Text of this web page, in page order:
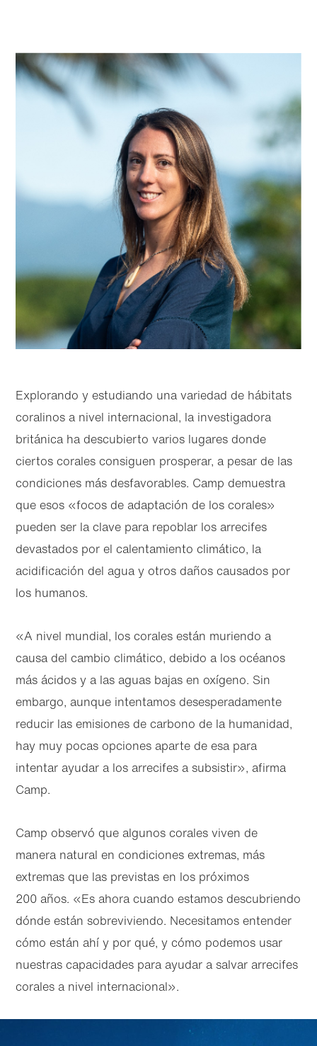
Explorando y estudiando una variedad de hábitats
coralinos a nivel internacional, la investigadora
británica ha descubierto varios lugares donde
ciertos corales consiguen prosperar, a pesar de las
condiciones más desfavorables. Camp demuestra
que esos «focos de adaptación de los corales»
pueden ser la clave para repoblar los arrecifes
devastados por el calentamiento climático, la
acidificación del agua y otros daños causados por
los humanos.
«A nivel mundial, los corales están muriendo a
causa del cambio climático, debido a los océanos
más ácidos y a las aguas bajas en oxígeno. Sin
embargo, aunque intentamos desesperadamente
reducir las emisiones de carbono de la humanidad,
hay muy pocas opciones aparte de esa para
intentar ayudar a los arrecifes a subsistir», afirma
Camp.
Camp observó que algunos corales viven de
manera natural en condiciones extremas, más
extremas que las previstas en los próximos
200 años. «Es ahora cuando estamos descubriendo
dónde están sobreviviendo. Necesitamos entender
cómo están ahí y por qué, y cómo podemos usar
nuestras capacidades para ayudar a salvar arrecifes
corales a nivel internacional».